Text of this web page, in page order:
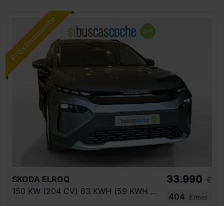
SKODA ELROQ
150 KW (204 CV) 63 KWH (59 KWH NETA)
33.990 €
404
€/mes